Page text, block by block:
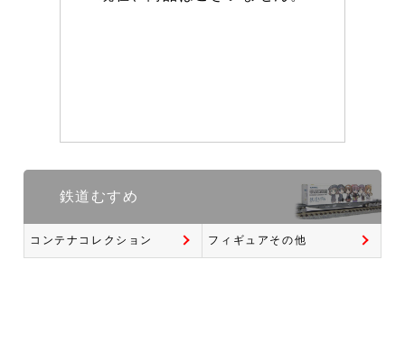
鉄道むすめ
コンテナコレクション フィギュアその他